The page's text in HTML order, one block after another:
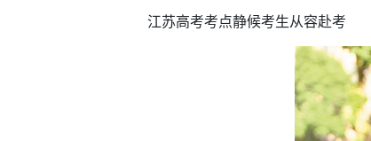
江苏高考考点静候考生从容赴考